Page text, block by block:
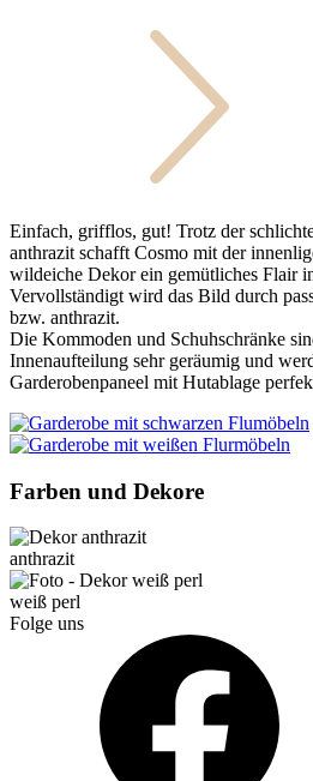
Einfach, grifflos, gut! Trotz der
anthrazit schafft Cosmo mit der
wildeiche Dekor ein gemütliches Flair
Vervollständigt wird das Bild durch
bzw. anthrazit.
Die Kommoden und Schuhschränke
Innenaufteilung sehr geräumig und
Garderobenpaneel mit Hutablage
Farben und Dekore
anthrazit
weiß perl
Folge uns